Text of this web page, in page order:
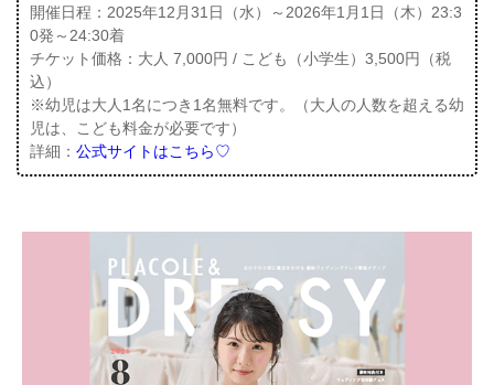
開催日程：2025年12月31日（水）～2026年1月1日（木）23:3
0発～24:30着
チケット価格：大人 7,000円 / こども（小学生）3,500円（税
込）
※幼児は大人1名につき1名無料です。（大人の人数を超える幼
児は、こども料金が必要です）
詳細： 公式サイトはこちら♡